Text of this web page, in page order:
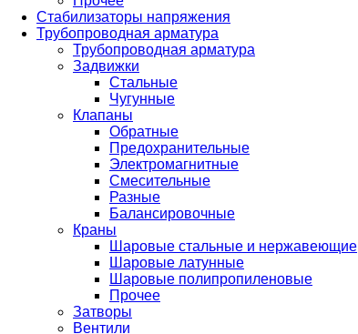
Стабилизаторы напряжения
Трубопроводная арматура
Трубопроводная арматура
Задвижки
Стальные
Чугунные
Клапаны
Обратные
Предохранительные
Электромагнитные
Смесительные
Разные
Балансировочные
Краны
Шаровые стальные и нержавеющие
Шаровые латунные
Шаровые полипропиленовые
Прочее
Затворы
Вентили